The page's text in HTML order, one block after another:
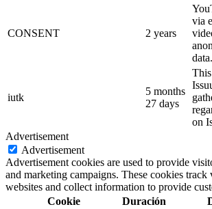
CONSENT 2 years
via
data.
iutk
5 months
27 days
on
Advertisement
Advertisement
Advertisement cookies are used to provide
and marketing campaigns. These cookies track
websites and collect information to provide
Cookie
Duración